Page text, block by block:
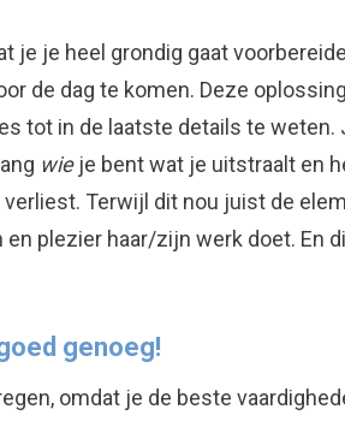
je je heel grondig gaat
de dag te komen. Deze
tot in de laatste details te weten.
wieje bent wat je uitstraalt en
Terwijl dit nou juist de
plezier haar/zijn werk doet. En
genoeg!
omdat je de beste